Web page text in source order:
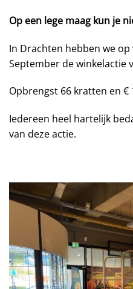
Op een lege maag kun je
In Drachten hebben we
September de winkelactie
Opbrengst 66 kratten en €
Iedereen heel hartelijk
van deze actie.